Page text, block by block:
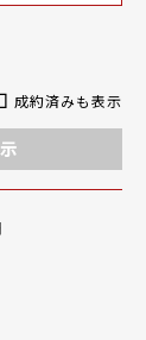
成約済みも表示